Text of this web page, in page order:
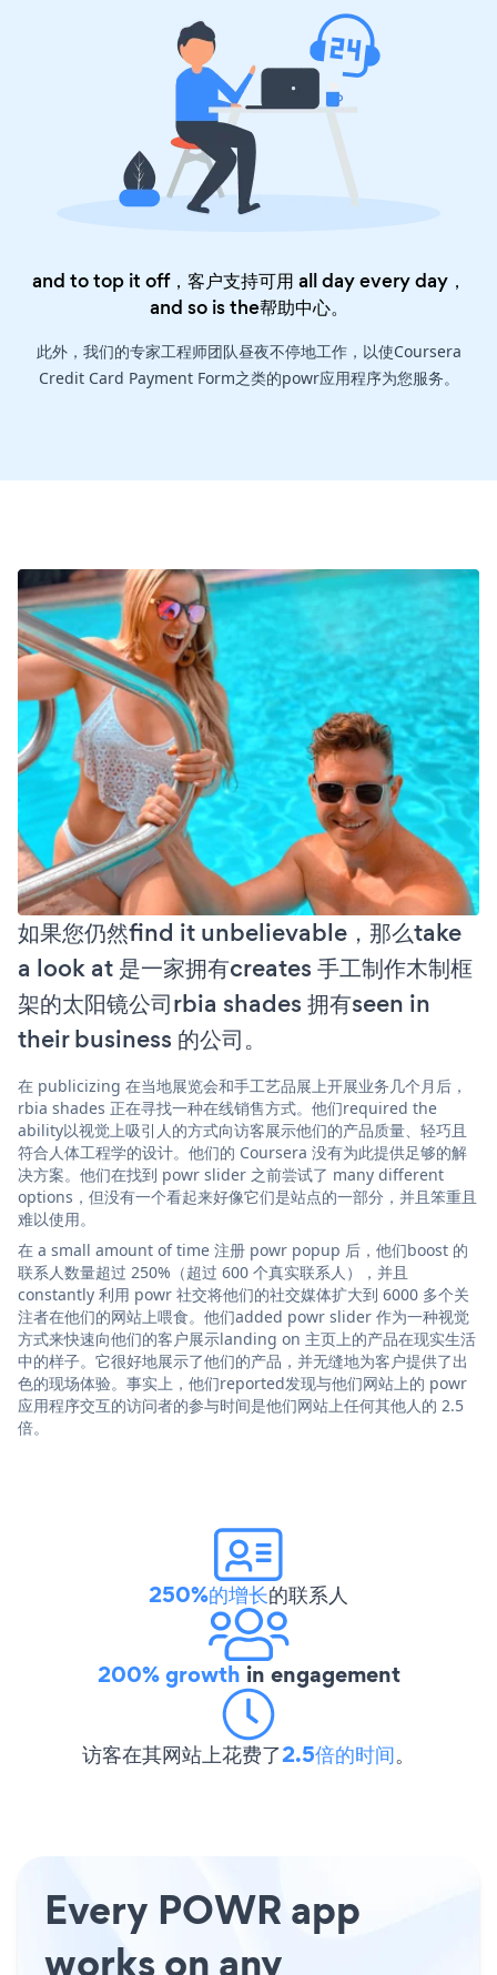
and to top it off，客户支持可用 all day every day，
and so is the帮助中心。
此外，我们的专家工程师团队昼夜不停地工作，以使Coursera
Credit Card Payment Form之类的powr应用程序为您服务。
如果您仍然find it unbelievable，那么take
a look at 是一家拥有creates 手工制作木制框
架的太阳镜公司rbia shades 拥有seen in
their business 的公司。
在 publicizing 在当地展览会和手工艺品展上开展业务几个月后，
rbia shades 正在寻找一种在线销售方式。他们required the
ability以视觉上吸引人的方式向访客展示他们的产品质量、轻巧且
符合人体工程学的设计。他们的 Coursera 没有为此提供足够的解
决方案。他们在找到 powr slider 之前尝试了 many different
options，但没有一个看起来好像它们是站点的一部分，并且笨重且
难以使用。
在 a small amount of time 注册 powr popup 后，他们boost 的
联系人数量超过 250%（超过 600 个真实联系人），并且
constantly 利用 powr 社交将他们的社交媒体扩大到 6000 多个关
注者在他们的网站上喂食。他们added powr slider 作为一种视觉
方式来快速向他们的客户展示landing on 主页上的产品在现实生活
中的样子。它很好地展示了他们的产品，并无缝地为客户提供了出
色的现场体验。事实上，他们reported发现与他们网站上的 powr
应用程序交互的访问者的参与时间是他们网站上任何其他人的 2.5
倍。
250%的增长的联系人
200% growth in engagement
访客在其网站上花费了2.5倍的时间。
Every POWR app
works on any